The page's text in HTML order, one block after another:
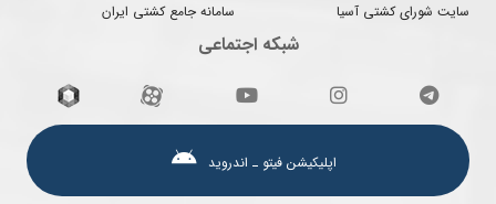
سایت شورای کشتی آسیا
سامانه جامع کشتی ایران
شبکه اجتماعی
اپلیکیشن فیتو ـ اندروید